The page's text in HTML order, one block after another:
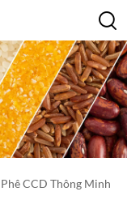
CCD Thông Minh